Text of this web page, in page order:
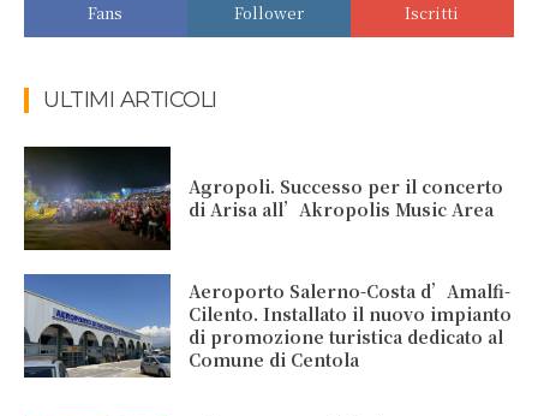
Fans Follower Iscritti
ULTIMI ARTICOLI
Agropoli. Successo per il concerto
di Arisa all’Akropolis Music Area
Aeroporto Salerno-Costa d’Amalfi-
Cilento. Installato il nuovo impianto
di promozione turistica dedicato al
Comune di Centola